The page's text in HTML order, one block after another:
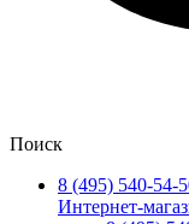
Поиск
8 (495) 540-54-
Интернет-